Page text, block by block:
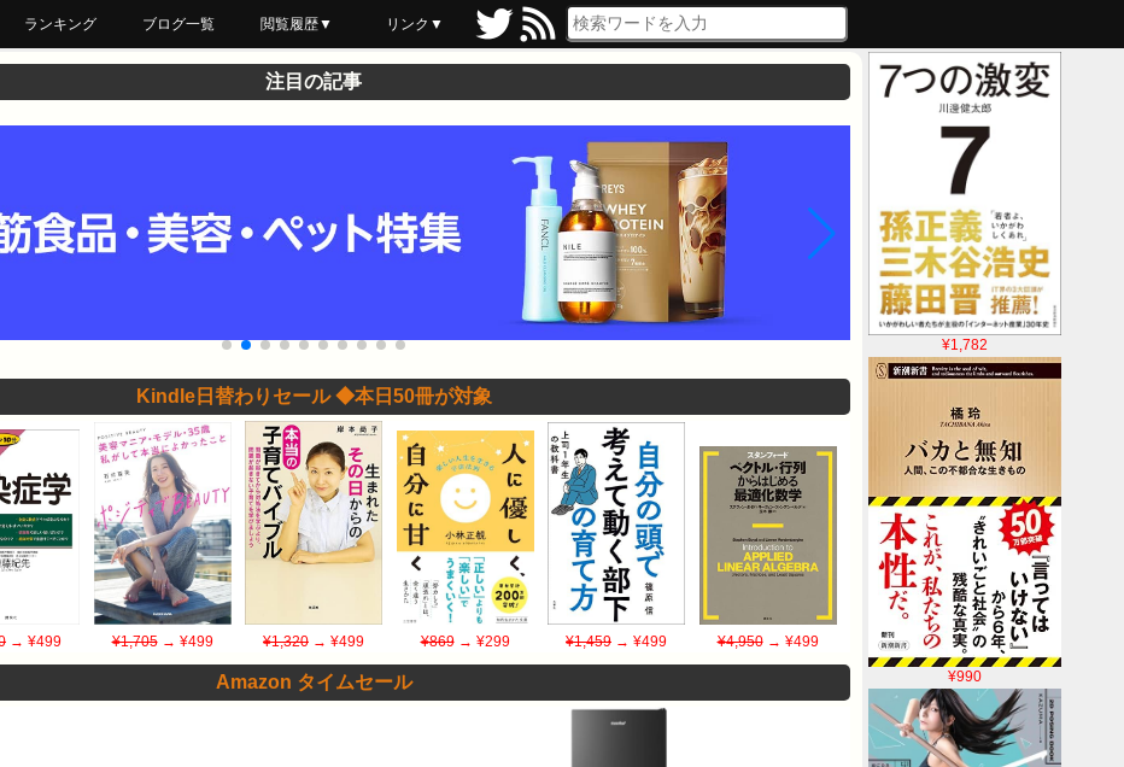
ランキング ブログ一覧 閲覧履歴▼
最近読んだ
あとで読む
ブックマーク
リンク▼
¥1,782
¥990
注目の記事
Kindle日替わりセール ◆本日50冊が対象
→ ¥499 ¥1,705→ ¥499 ¥1,320 → ¥499 ¥869→ ¥299 ¥1,459 → ¥499 ¥4,950→ ¥499
Amazon タイムセール